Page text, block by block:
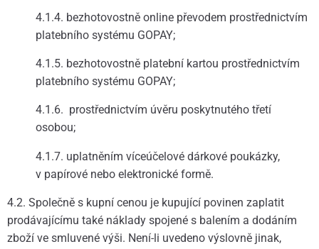
4.1.4. bezhotovostně online převodem prostřednictvím
platebního systému GOPAY;
4.1.5. bezhotovostně platební kartou prostřednictvím
platebního systému GOPAY;
4.1.6. prostřednictvím úvěru poskytnutého třetí
osobou;
4.1.7. uplatněním víceúčelové dárkové poukázky,
v papírové nebo elektronické formě.
4.2. Společně s kupní cenou je kupující povinen zaplatit
prodávajícímu také náklady spojené s balením a dodáním
zboží ve smluvené výši. Není-li uvedeno výslovně jinak,